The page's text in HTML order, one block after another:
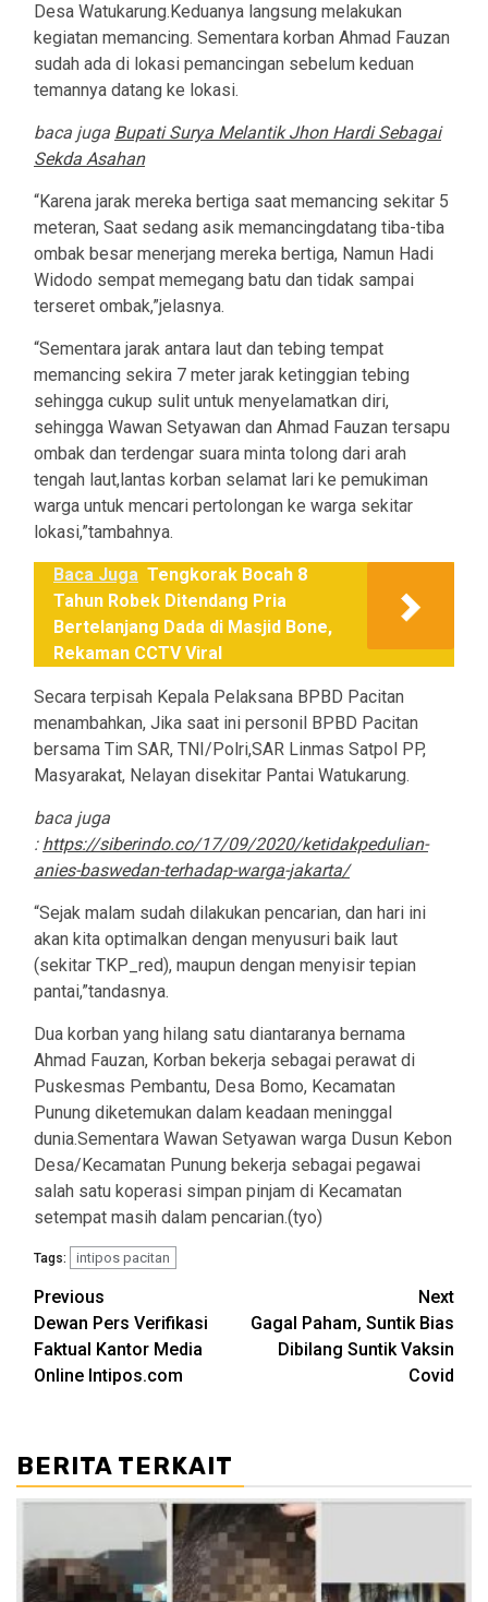
Desa Watukarung.Keduanya langsung melakukan
kegiatan memancing. Sementara korban Ahmad Fauzan
sudah ada di lokasi pemancingan sebelum keduan
temannya datang ke lokasi.
baca juga Bupati Surya Melantik Jhon Hardi Sebagai
Sekda Asahan
“Karena jarak mereka bertiga saat memancing sekitar 5
meteran, Saat sedang asik memancingdatang tiba-tiba
ombak besar menerjang mereka bertiga, Namun Hadi
Widodo sempat memegang batu dan tidak sampai
terseret ombak,”jelasnya.
“Sementara jarak antara laut dan tebing tempat
memancing sekira 7 meter jarak ketinggian tebing
sehingga cukup sulit untuk menyelamatkan diri,
sehingga Wawan Setyawan dan Ahmad Fauzan tersapu
ombak dan terdengar suara minta tolong dari arah
tengah laut,lantas korban selamat lari ke pemukiman
warga untuk mencari pertolongan ke warga sekitar
lokasi,”tambahnya.
Baca Juga Tengkorak Bocah 8
Tahun Robek Ditendang Pria
Bertelanjang Dada di Masjid Bone,
Rekaman CCTV Viral
Secara terpisah Kepala Pelaksana BPBD Pacitan
menambahkan, Jika saat ini personil BPBD Pacitan
bersama Tim SAR, TNI/Polri,SAR Linmas Satpol PP,
Masyarakat, Nelayan disekitar Pantai Watukarung.
baca juga
: https://siberindo.co/17/09/2020/ketidakpedulian-
anies-baswedan-terhadap-warga-jakarta/
“Sejak malam sudah dilakukan pencarian, dan hari ini
akan kita optimalkan dengan menyusuri baik laut
(sekitar TKP_red), maupun dengan menyisir tepian
pantai,”tandasnya.
Dua korban yang hilang satu diantaranya bernama
Ahmad Fauzan, Korban bekerja sebagai perawat di
Puskesmas Pembantu, Desa Bomo, Kecamatan
Punung diketemukan dalam keadaan meninggal
dunia.Sementara Wawan Setyawan warga Dusun Kebon
Desa/Kecamatan Punung bekerja sebagai pegawai
salah satu koperasi simpan pinjam di Kecamatan
setempat masih dalam pencarian.(tyo)
Tags: intipos pacitan
Post
navigation
Previous
Dewan Pers Verifikasi
Faktual Kantor Media
Online Intipos.com
Next
Gagal Paham, Suntik Bias
Dibilang Suntik Vaksin
Covid
BERITA TERKAIT